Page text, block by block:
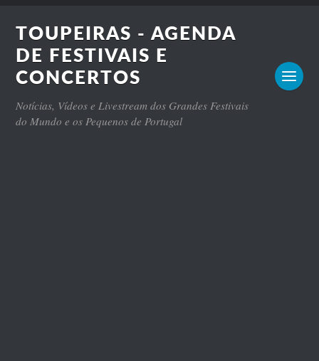
TOUPEIRAS - AGENDA
DE FESTIVAIS E
CONCERTOS
Notícias, Vídeos e Livestream dos Grandes Festivais
do Mundo e os Pequenos de Portugal